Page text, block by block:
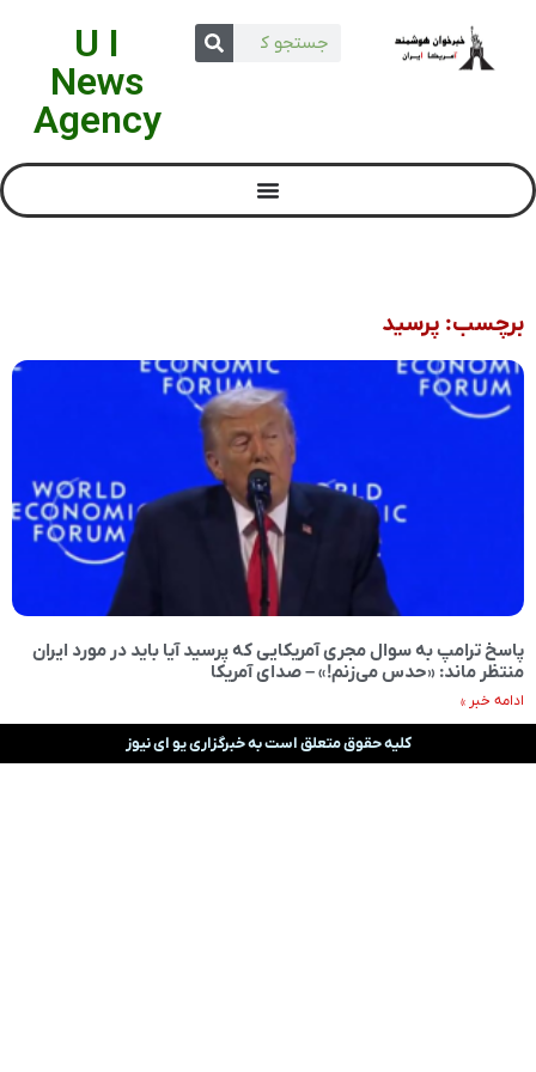
U I
News
Agency
برچسب: پرسید
پاسخ ترامپ به سوال مجری آمریکایی که پرسید آیا باید در مورد ایران
منتظر ماند: «حدس می‌زنم!» – صدای آمریکا
ادامه خبر »
کلیه حقوق متعلق است به خبرگزاری یو ای نیوز